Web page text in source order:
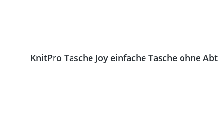
KnitPro Tasche Joy einfache Tasche ohne